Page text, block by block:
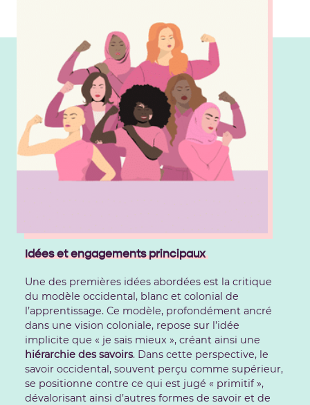
Idées et engagements principaux
Une des premières idées abordées est la critique
du modèle occidental, blanc et colonial de
l’apprentissage. Ce modèle, profondément ancré
dans une vision coloniale, repose sur l’idée
implicite que « je sais mieux », créant ainsi une
hiérarchie des savoirs. Dans cette perspective, le
savoir occidental, souvent perçu comme supérieur,
se positionne contre ce qui est jugé « primitif »,
dévalorisant ainsi d’autres formes de savoir et de